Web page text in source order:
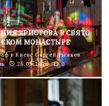
ХРИСТОВА В СВЯТО
МОНАСТЫРЕ
в Киеве Сергей Рыжков
25.05.2026 0